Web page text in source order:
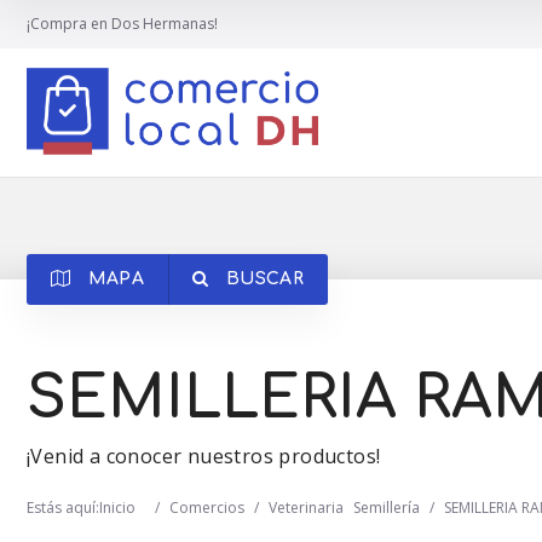
¡Compra en Dos Hermanas!
MAPA BUSCAR
SEMILLERIA
¡Venid a conocer nuestros productos!
Estás aquí:Inicio / Comercios / Veterinaria Semillería / SEMILLERIA